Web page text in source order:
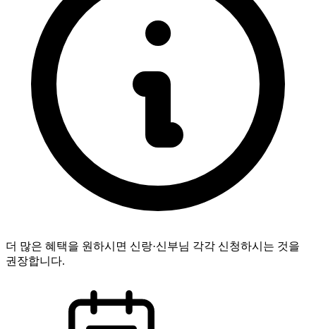
더 많은 혜택을 원하시면 신랑·신부님 각각 신청하시는 것을
권장합니다.